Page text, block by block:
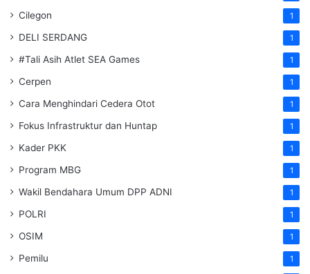
Cilegon 1
DELI SERDANG 1
#Tali Asih Atlet SEA Games 1
Cerpen 1
Cara Menghindari Cedera Otot 1
Fokus Infrastruktur dan Huntap 1
Kader PKK 1
Program MBG 1
Wakil Bendahara Umum DPP ADNI 1
POLRI 1
OSIM 1
Pemilu 1